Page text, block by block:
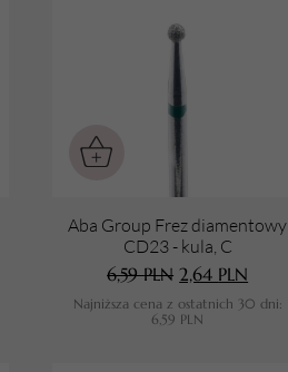
Aba Group Frez diamentowy
CD23 - kula, C
6,59PLN 2,64 PLN
Najniższa cena z ostatnich 30 dni:
6,59 PLN